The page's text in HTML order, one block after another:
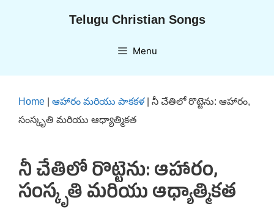
Telugu Christian Songs
Menu
Home ఆహారం మరియు పాకకళ| నీ చేతిలో రొట్టెను: ఆహారం,
సంస్కృతి మరియు ఆధ్యాత్మికత
నీ చేతిలో రొట్టెను: ఆహారం,
సంస్కృతి మరియు ఆధ్యాత్మికత